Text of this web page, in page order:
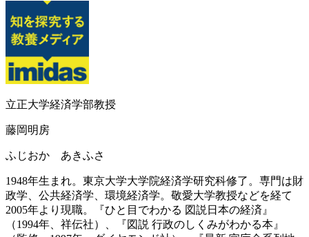
立正大学経済学部教授
藤岡明房
ふじおか あきふさ
1948年生まれ。東京大学大学院経済学研究科修了。専門は財
政学、公共経済学、環境経済学。敬愛大学教授などを経て
2005年より現職。『ひと目でわかる 図説日本の経済』
（1994年、祥伝社）、『図説 行政のしくみがわかる本』